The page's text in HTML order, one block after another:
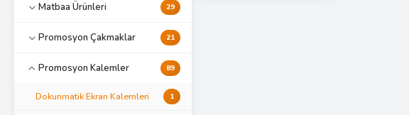
Matbaa Ürünleri 29
Promosyon Çakmaklar 21
Promosyon Kalemler 89
Dokunmatik Ekran Kalemleri 1